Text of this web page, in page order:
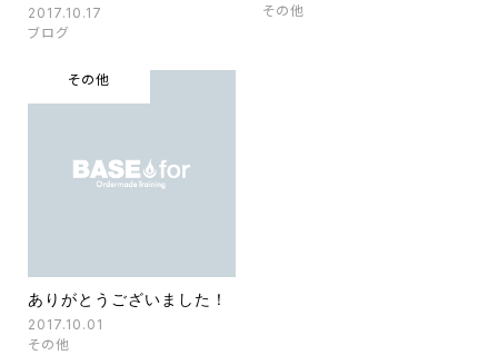
2017.10.17
ブログ
その他
その他
ありがとうございました！
2017.10.01
その他